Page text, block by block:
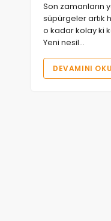
Son zamanların
süpürgeler artık
o kadar kolay ki
Yeni nesil…
DEVAMINI OKU